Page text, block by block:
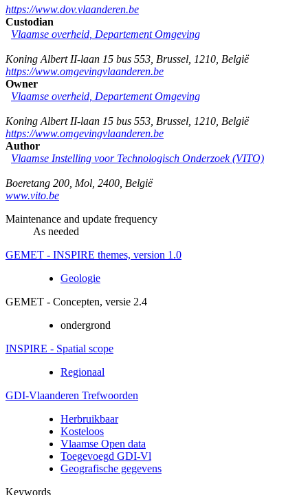
https://www.dov.vlaanderen.be
Custodian
Vlaamse overheid, Departement Omgeving
Koning Albert II-laan 15 bus 553 Brussel 1210 België
https://www.omgevingvlaanderen.be
Owner
Vlaamse overheid, Departement Omgeving
Koning Albert II-laan 15 bus 553 Brussel 1210 België
https://www.omgevingvlaanderen.be
Author
Vlaamse Instelling voor Technologisch Onderzoek (VITO)
Boeretang 200 Mol 2400 België
www.vito.be
Maintenance and update frequency
As needed
GEMET - INSPIRE themes, version 1.0
Geologie
GEMET - Concepten, versie 2.4
ondergrond
INSPIRE - Spatial scope
Regionaal
GDI-Vlaanderen Trefwoorden
Herbruikbaar
Kosteloos
Vlaamse Open data
Toegevoegd GDI-Vl
Geografische gegevens
Keywords